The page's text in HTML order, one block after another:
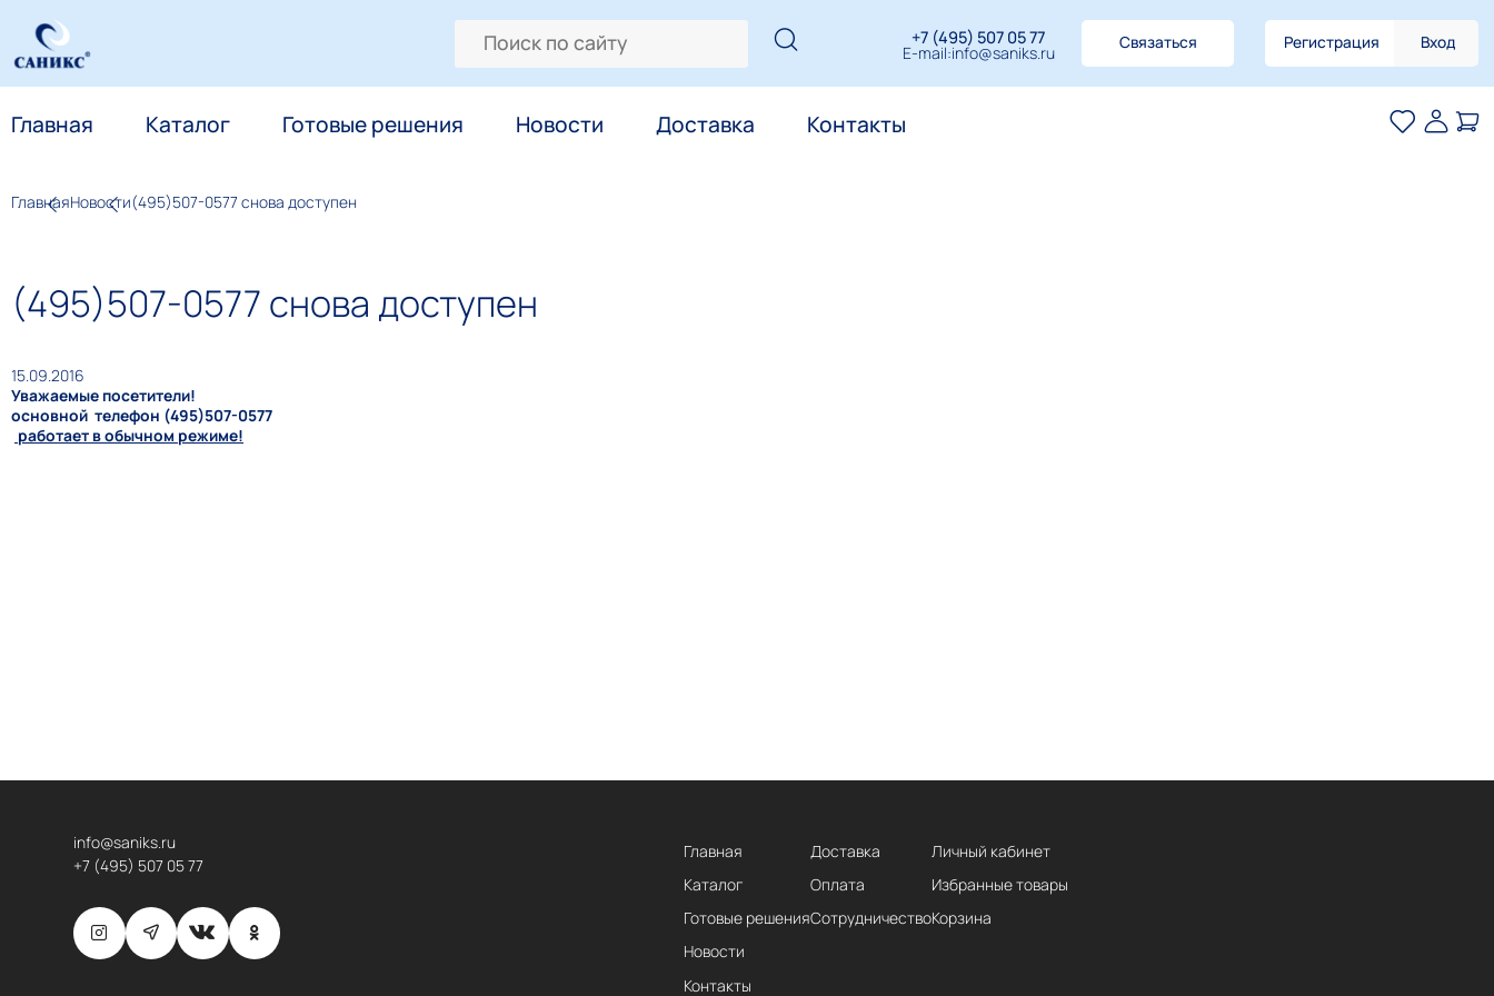
+7 (495) 507 05 77
E-mail:info@saniks.ru Связаться Регистрация Вход
Главная Каталог Готовые решения Новости Доставка Контакты
ГлавнаяНовости(495)507-0577 снова доступен
(495)507-0577 снова доступен
15.09.2016
Уважаемые посетители!
основной телефон (495)507-0577
работает в обычном режиме!
info@saniks.ru
+7 (495) 507 05 77
Главная
Каталог
Готовые решения
Новости
Контакты
Доставка
Оплата
Сотрудничество
Личный кабинет
Избранные товары
Корзина